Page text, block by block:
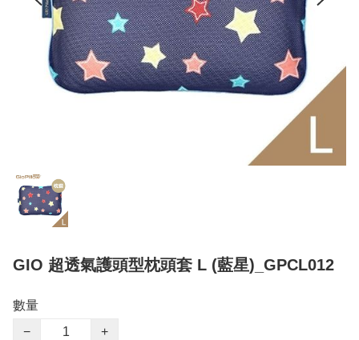
GIO 超透氣護頭型枕頭套 L (藍星)_GPCL012
數量
−
+